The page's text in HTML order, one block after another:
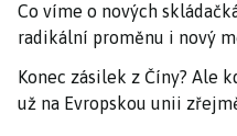
Co víme o nových
radikální proměnu i nový
Konec zásilek z Číny? Ale
už na Evropskou unii